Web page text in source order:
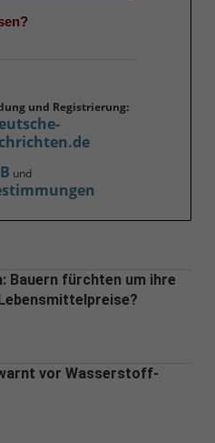
und Registrierung:
und
Bauern fürchten um ihre
vor Wasserstoff-